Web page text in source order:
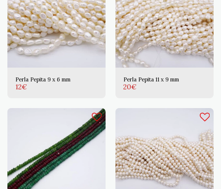
Perla Pepita 9 x 6 mm
12€
Perla Pepita 11 x 9 mm
20€